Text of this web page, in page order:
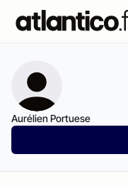
Aurélien Portuese